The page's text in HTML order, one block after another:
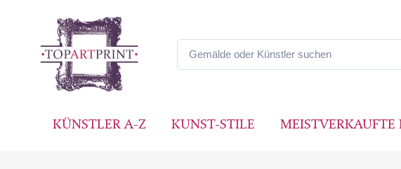
KÜNSTLER A-Z KUNST-STILE MEISTVERKAUFTE